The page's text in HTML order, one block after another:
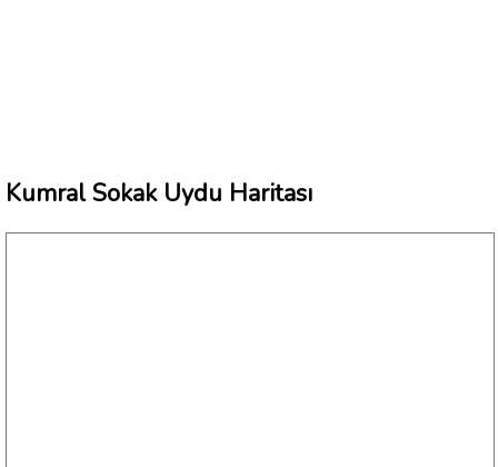
Kumral Sokak Uydu Haritası